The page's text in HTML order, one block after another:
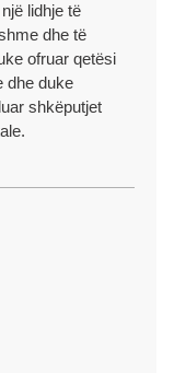
lidhje të
dhe të
ofruar qetësi
dhe duke
shkëputjet